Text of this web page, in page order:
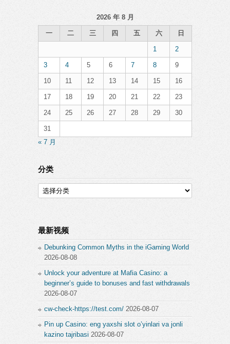
2026 年 8 月
一 二 三 四 五 六 日
1 2
3 4 5 6 7 8 9
10 11 12 13 14 15 16
17 18 19 20 21 22 23
24 25 26 27 28 29 30
31
« 7 月
分类
分
类
最新视频
Debunking Common Myths in the iGaming World
2026-08-08
Unlock your adventure at Mafia Casino: a
beginner’s guide to bonuses and fast withdrawals
2026-08-07
cw-check-https://test.com/ 2026-08-07
Pin up Casino: eng yaxshi slot o’yinlari va jonli
kazino tajribasi 2026-08-07